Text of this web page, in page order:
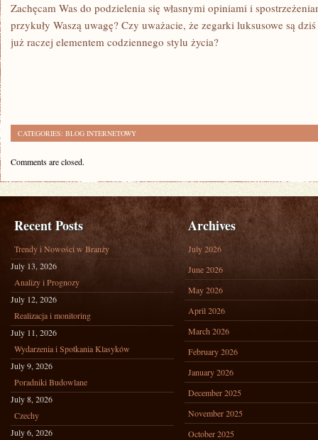
Zachęcam Was do podzielenia się własnymi opiniami i
przykuły Waszą uwagę? Czy uważacie, że zegarki luksusowe są
już raczej elementem codziennego stylu życia?
CATEGORIES: BLOG INTERNETOWY
Comments are closed.
Recent Posts
Trendy i Nowości w Branży
July 13, 2026
Analizy i Prognozy
July 12, 2026
Realizacja i monitoring
July 11, 2026
Wydarzenia i Spotkania Klasyków
July 9, 2026
Poradniki Budowlane
July 8, 2026
Czechy
July 6, 2026
Archives
July 2026
June 2026
May 2026
April 2026
March 2026
February 2026
January 2026
December 2025
November 2025
October 2025